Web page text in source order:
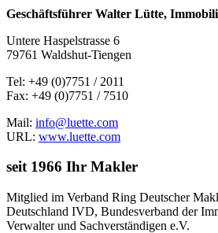
Geschäftsführer Walter Lütte,
Untere Haspelstrasse 6
79761 Waldshut-Tiengen
Tel: +49 (0)7751 / 2011
Fax: +49 (0)7751 / 7510
Mail: info@luette.com
URL: www.luette.com
seit 1966 Ihr Makler
Mitglied im Verband Ring Deutscher
Deutschland IVD, Bundesverband der
Verwalter und Sachverständigen e.V.